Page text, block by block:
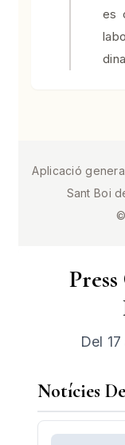
es
Aplicació
Sant Boi
Del
Notícies